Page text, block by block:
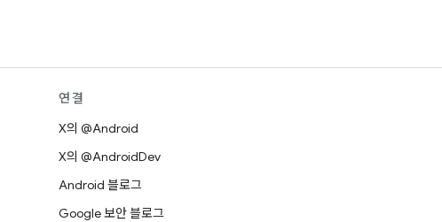
연결
X의 @Android
X의 @AndroidDev
Android 블로그
Google 보안 블로그